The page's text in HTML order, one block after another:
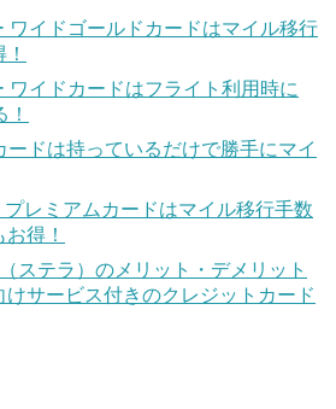
ワイドゴールドカードはマイル移行
ワイドカードはフライト利用時に
ードは持っているだけで勝手にマイ
レミアムカードはマイル移行手数
得！
ステラ）のメリット・デメリット
けサービス付きのクレジットカード